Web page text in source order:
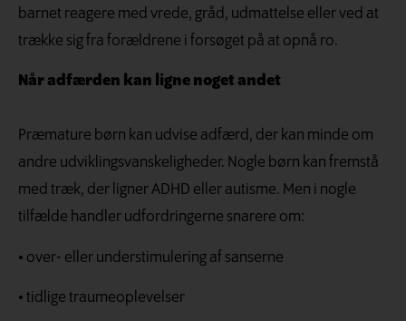
barnet reagere med vrede, gråd, udmattelse eller ved at
trække sig fra forældrene i forsøget på at opnå ro.
Når adfærden kan ligne noget andet
Præmature børn kan udvise adfærd, der kan minde om
andre udviklingsvanskeligheder. Nogle børn kan fremstå
med træk, der ligner ADHD eller autisme. Men i nogle
tilfælde handler udfordringerne snarere om:
• over- eller understimulering af sanserne
• tidlige traumeoplevelser